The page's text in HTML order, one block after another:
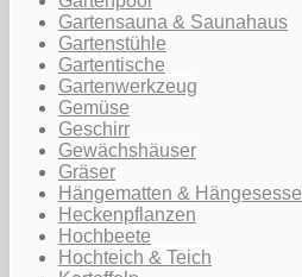
Gartensauna & Saunahaus
Gartenstühle
Gartentische
Gartenwerkzeug
Gemüse
Geschirr
Gewächshäuser
Gräser
Hängematten & Hängesessel
Heckenpflanzen
Hochbeete
Hochteich & Teich